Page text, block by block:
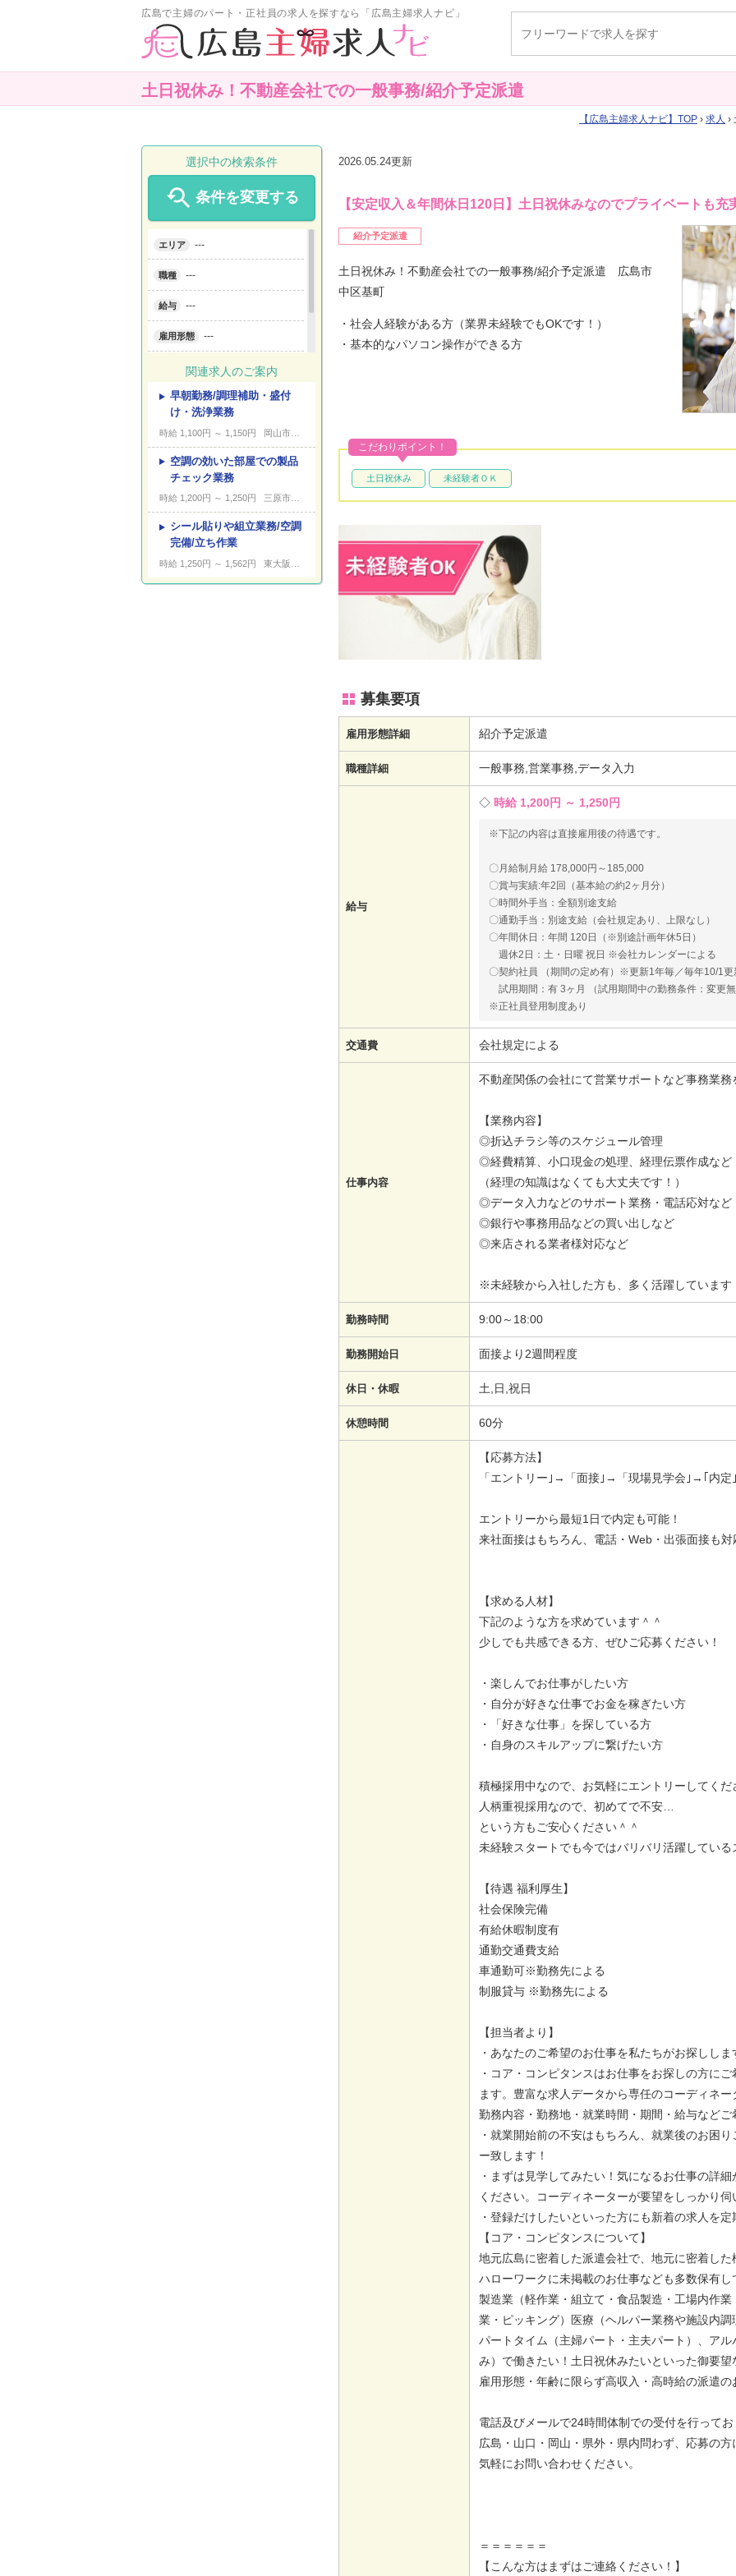
広島で主婦のパート・正社員の求人を探すなら「広島主婦求人ナビ」
土日祝休み！不動産会社での一般事務/紹介予定派遣
広島主婦求人ナビ TOP › 求人 ›
2026.05.24更新
【安定収入＆年間休日120日】土日祝休みなのでプライベートも充
紹介予定派遣
土日祝休み！不動産会社での一般事務/紹介予定派遣 広島市
中区基町
・社会人経験がある方（業界未経験でもOKです！）
・基本的なパソコン操作ができる方
土日祝休み 未経験者ＯＫ
こだわりポイント！
募集要項
雇用形態詳細 紹介予定派遣
職種詳細 一般事務,営業事務,データ入力
給与
時給 1,200円 ～ 1,250円
※下記の内容は直接雇用後の待遇です。
〇月給制月給 178,000円～185,000
〇賞与実績:年2回（基本給の約2ヶ月分）
〇時間外手当：全額別途支給
〇通勤手当：別途支給（会社規定あり、上限なし）
〇年間休日：年間 120日（※別途計画年休5日）
週休2日：土・日曜 祝日 ※会社カレンダーによる
〇契約社員 （期間の定め有）※更新1年毎／毎年10/1更
試用期間：有 3ヶ月 （試用期間中の勤務条件：変更
※正社員登用制度あり
交通費 会社規定による
仕事内容
不動産関係の会社にて営業サポートなど事務業
【業務内容】
◎折込チラシ等のスケジュール管理
◎経費精算、小口現金の処理、経理伝票作成など
（経理の知識はなくても大丈夫です！）
◎データ入力などのサポート業務・電話応対など
◎銀行や事務用品などの買い出しなど
◎来店される業者様対応など
※未経験から入社した方も、多く活躍しています
勤務時間 9:00～18:00
勤務開始日 面接より2週間程度
休日・休暇 土,日,祝日
休憩時間 60分
【応募方法】
「エントリー｣→「面接｣→「現場見学会｣→｢内
エントリーから最短1日で内定も可能！
来社面接はもちろん、電話・Web・出張面接も
【求める人材】
下記のような方を求めています＾＾
少しでも共感できる方、ぜひご応募ください！
・楽しんでお仕事がしたい方
・自分が好きな仕事でお金を稼ぎたい方
・「好きな仕事」を探している方
・自身のスキルアップに繋げたい方
積極採用中なので、お気軽にエントリーしてくだ
人柄重視採用なので、初めてで不安…
という方もご安心ください＾＾
未経験スタートでも今ではバリバリ活躍してい
【待遇 福利厚生】
社会保険完備
有給休暇制度有
通勤交通費支給
車通勤可※勤務先による
制服貸与 ※勤務先による
【担当者より】
・あなたのご希望のお仕事を私たちがお探ししま
・コア・コンピタンスはお仕事をお探しの方に
ます。豊富な求人データから専任のコーディネ
勤務内容・勤務地・就業時間・期間・給与など
・就業開始前の不安はもちろん、就業後のお困
ー致します！
・まずは見学してみたい！気になるお仕事の詳
ください。コーディネーターが要望をしっかり伺
・登録だけしたいといった方にも新着の求人を
【コア・コンピタンスについて】
地元広島に密着した派遣会社で、地元に密着し
ハローワークに未掲載のお仕事なども多数保有し
製造業（軽作業・組立て・食品製造・工場内作
業・ピッキング）医療（ヘルパー業務や施設内
パートタイム（主婦パート・主夫パート）、ア
み）で働きたい！土日祝休みたいといった御要望
雇用形態・年齢に限らず高収入・高時給の派遣
電話及びメールで24時間体制での受付を行って
広島・山口・岡山・県外・県内問わず、応募の
気軽にお問い合わせください。
＝＝＝＝＝＝
【こんな方はまずはご連絡ください！】
選択中の検索条件
 条件を変更する
エリア ---
職種 ---
給与 ---
雇用形態 ---
こだわり条件 ---
キーワード ---
関連求人のご案内
早朝勤務/調理補助・盛付
け・洗浄業務
時給 1,100円 ～ 1,150円 岡山市中区倉田
空調の効いた部屋での製品
チェック業務
時給 1,200円 ～ 1,250円 三原市沼田西町
シール貼りや組立業務/空調
完備/立ち作業
時給 1,250円 ～ 1,562円 東大阪市俊徳町